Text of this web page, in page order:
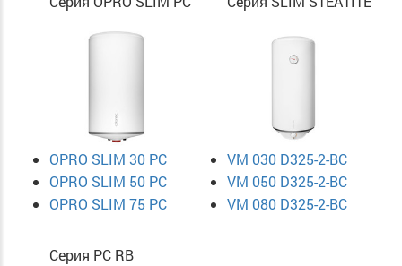
OPRO SLIM 30 PC
OPRO SLIM 50 PC
OPRO SLIM 75 PC
VM 030 D325-2-BC
VM 050 D325-2-BC
VM 080 D325-2-BC
Серия PC RB